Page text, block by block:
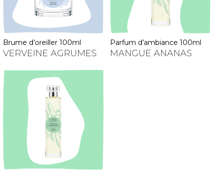
brume d’oreiller 100ml
VERVEINE AGRUMES
parfum d’ambiance 100ml
MANGUE ANANAS